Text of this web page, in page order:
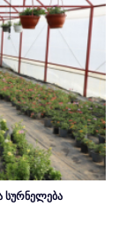
სურნელება